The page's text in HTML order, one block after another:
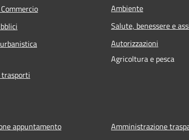
Ambiente
Salute, benessere e
Autorizzazioni
Agricoltura e pesca
appuntamento
Amministrazione